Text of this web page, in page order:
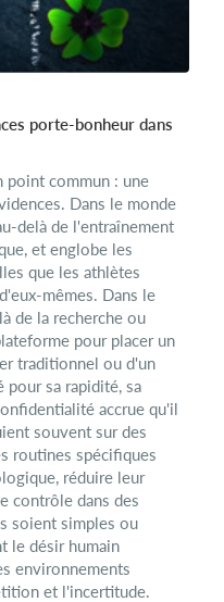
porte-bonheur dans
point commun : une
Dans le monde
delà de l'entraînement
et englobe les
que les athlètes
mêmes. Dans le
de la recherche ou
pour placer un
traditionnel ou d'un
sa rapidité, sa
accrue qu'il
souvent sur des
routines spécifiques
réduire leur
contrôle dans des
soient simples ou
le désir humain
environnements
et l'incertitude.